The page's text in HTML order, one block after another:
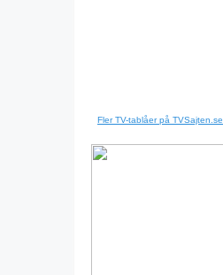
Fler TV-tablåer på TVSajten.se